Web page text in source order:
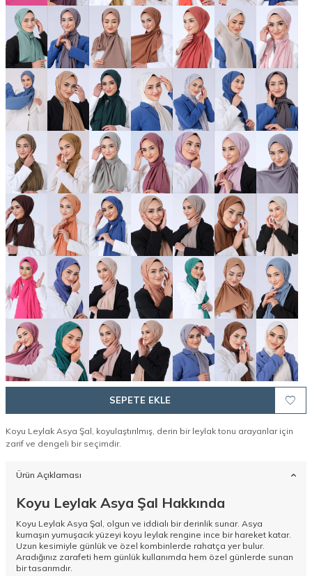
SEPETE EKLE
Koyu Leylak Asya Şal, koyulaştırılmış, derin bir leylak tonu arayanlar için
zarif ve dengeli bir seçimdir.
Ürün Açıklaması
Koyu Leylak Asya Şal Hakkında
Koyu Leylak Asya Şal, olgun ve iddialı bir derinlik sunar. Asya
kumaşın yumuşacık yüzeyi koyu leylak rengine ince bir hareket katar.
Uzun kesimiyle günlük ve özel kombinlerde rahatça yer bulur.
Aradığınız zarafeti hem günlük kullanımda hem özel günlerde sunan
bir tasarımdır.